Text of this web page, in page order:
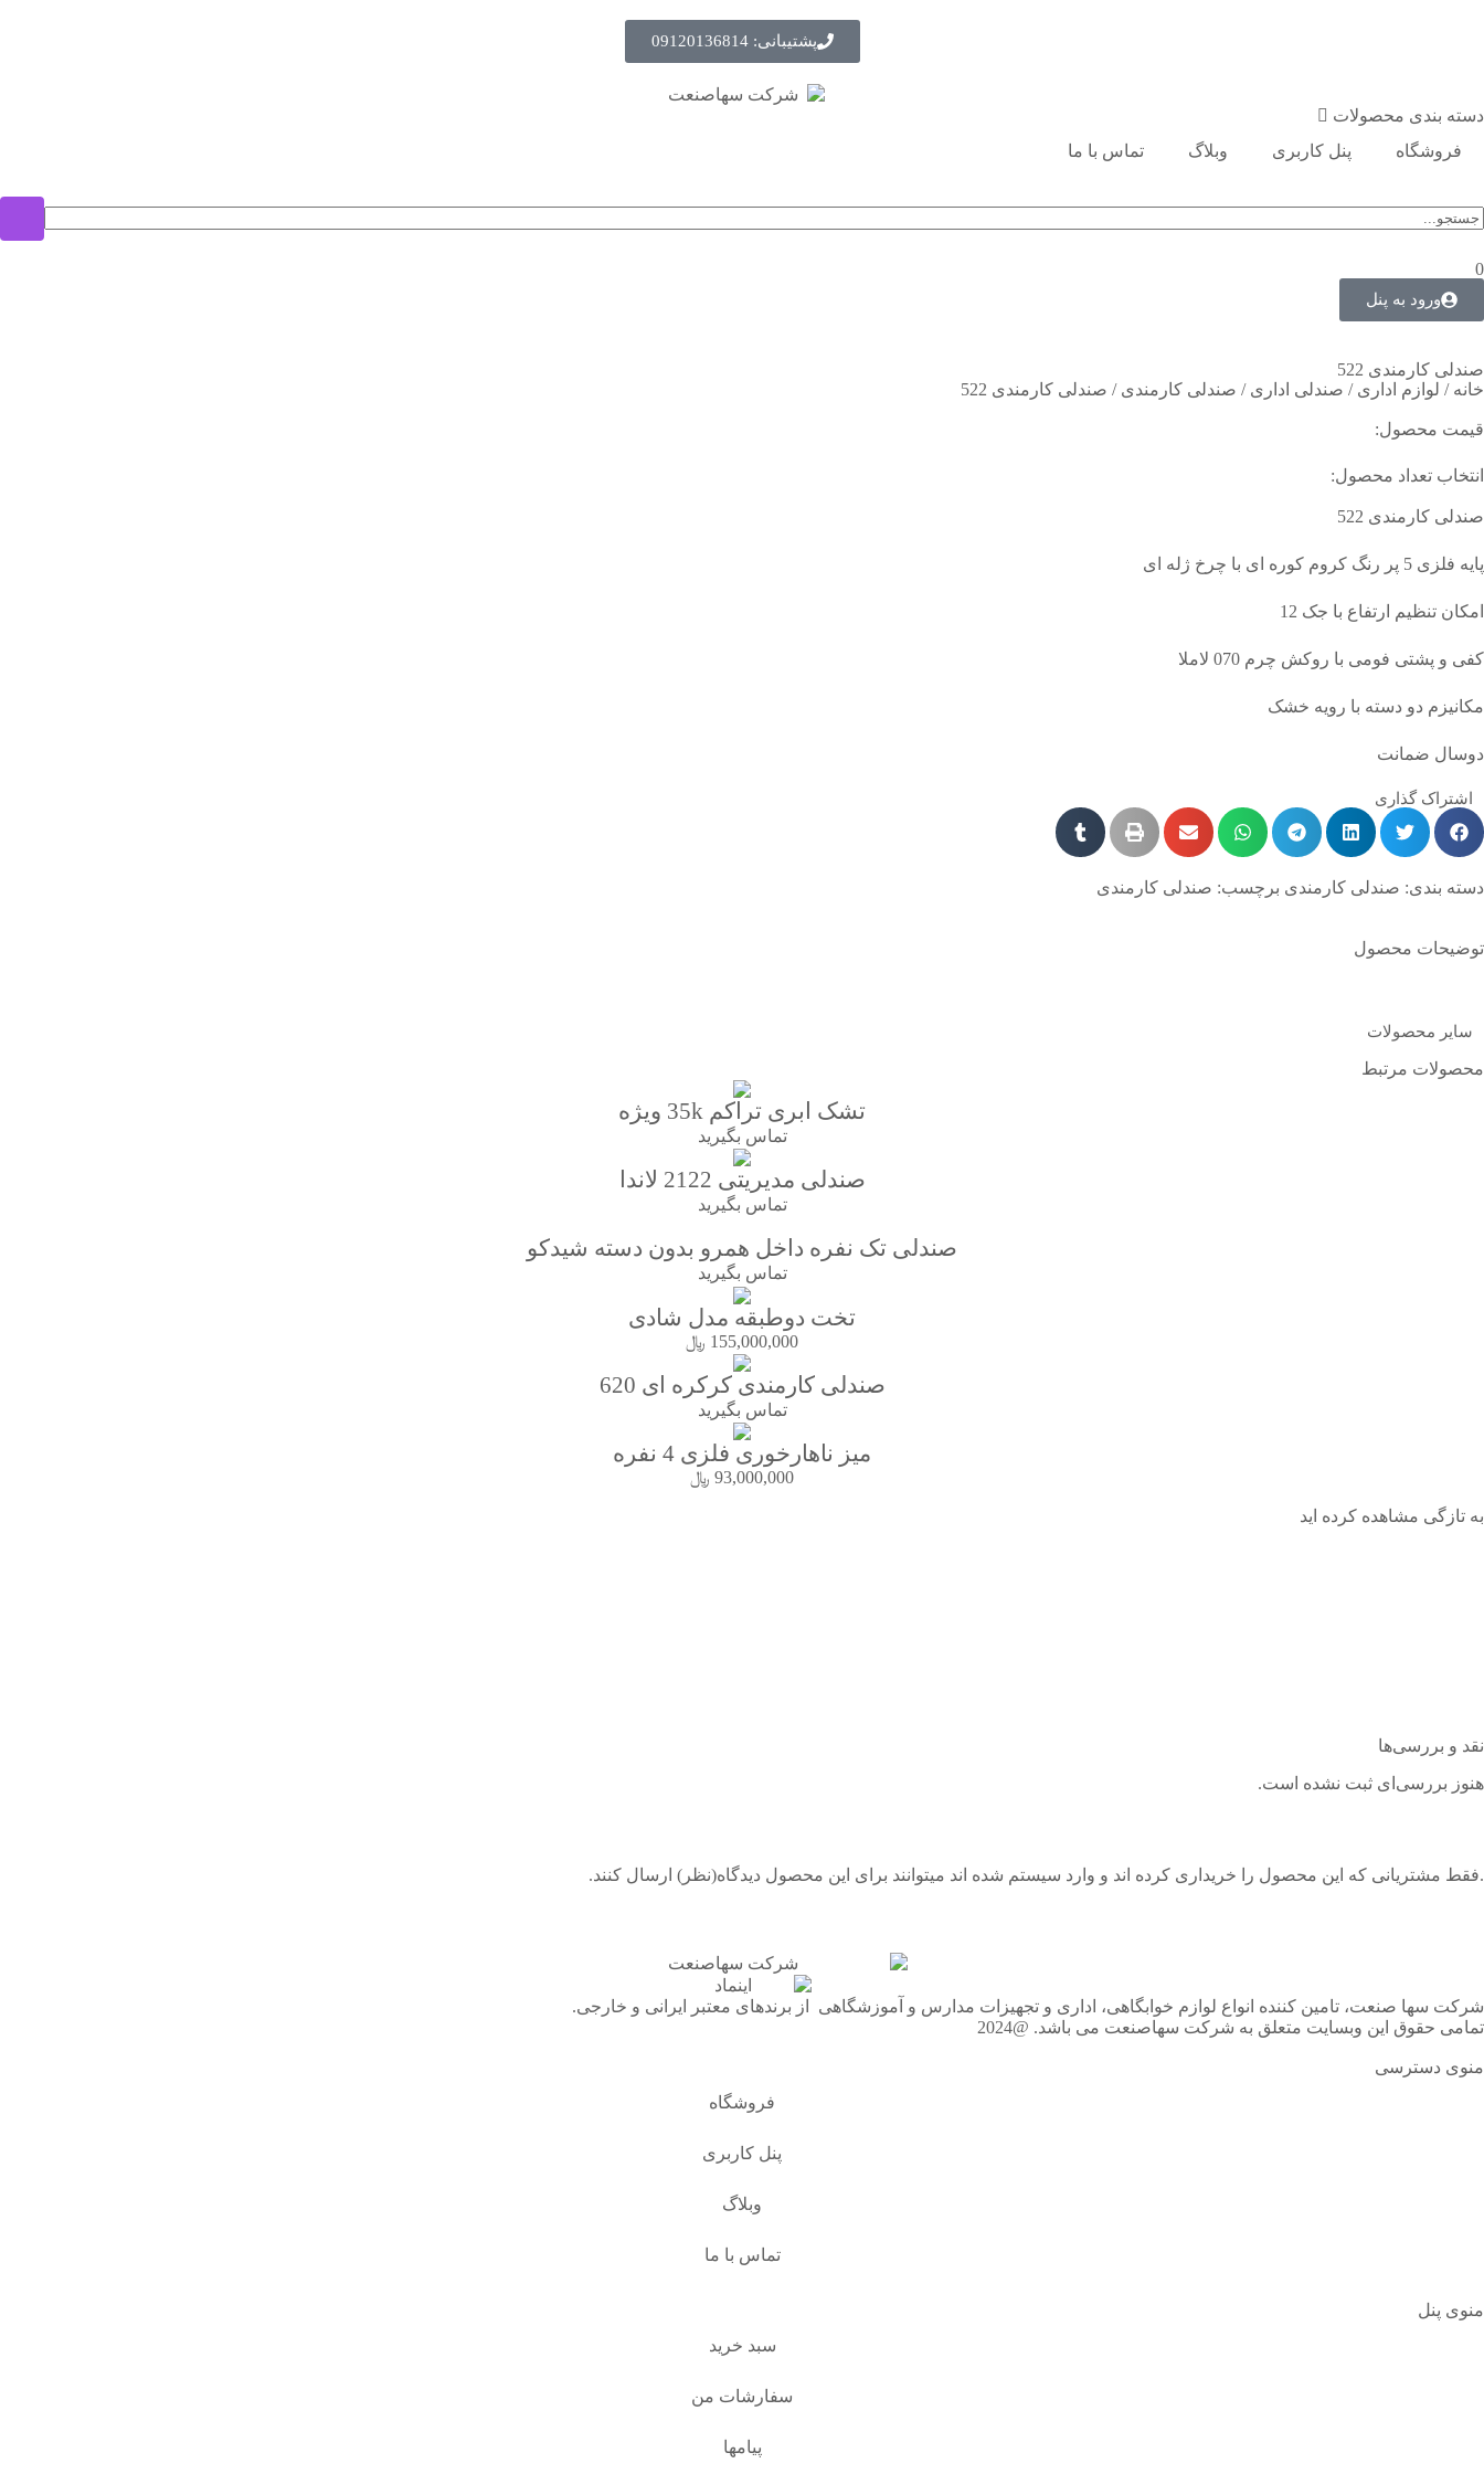
پشتیبانی: 09120136814
دسته بندی محصولات
فروشگاه
پنل کاربری وبلاگ تماس با ما
0
ورود به پنل
صندلی کارمندی 522
خانه / لوازم اداری / صندلی اداری / صندلی کارمندی / صندلی کارمندی 522
قیمت محصول:
انتخاب تعداد محصول:
صندلی کارمندی 522
پایه فلزی 5 پر رنگ کروم کوره ای با چرخ ژله ای
امکان تنظیم ارتفاع با جک 12
کفی و پشتی فومی با روکش چرم 070 لاملا
مکانیزم دو دسته با رویه خشک
دوسال ضمانت
اشتراک گذاری
دسته بندی: صندلی کارمندی برچسب: صندلی کارمندی
توضیحات محصول
سایر محصولات
محصولات مرتبط
تشک ابری تراکم 35k ویژه
تماس بگیرید
صندلی مدیریتی 2122 لاندا
تماس بگیرید
صندلی تک نفره داخل همرو بدون دسته شیدکو
تماس بگیرید
تخت دوطبقه مدل شادی
155,000,000 ﷼
صندلی کارمندی کرکره ای 620
تماس بگیرید
میز ناهارخوری فلزی 4 نفره
93,000,000 ﷼
به تازگی مشاهده کرده اید
نقد و بررسی‌ها
هنوز بررسی‌ای ثبت نشده است.
.فقط مشتریانی که این محصول را خریداری کرده اند و وارد سیستم شده اند میتوانند برای این محصول دیدگاه(نظر) ارسال کنند.
شرکت سها صنعت، تامین کننده انواع لوازم خوابگاهی، اداری و تجهیزات مدارس و آموزشگاهی از برندهای معتبر ایرانی و خارجی.
تمامی حقوق این وبسایت متعلق به شرکت سهاصنعت می باشد. @2024
منوی دسترسی
فروشگاه
پنل کاربری
وبلاگ
تماس با ما
منوی پنل
سبد خرید
سفارشات من
پیامها